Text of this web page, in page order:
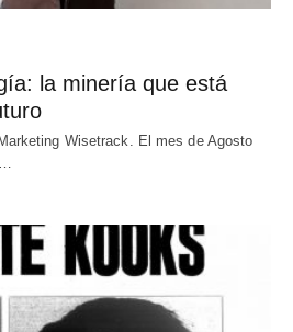
la minería que está
Wisetrack. El mes de Agosto